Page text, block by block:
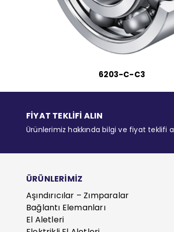
6203-C-C3
FİYAT TEKLİFİ ALIN
Ürünlerimiz hakkında bilgi ve fiyat teklifi
ÜRÜNLERİMİZ
Aşındırıcılar – Zımparalar
Bağlantı Elemanları
El Aletleri